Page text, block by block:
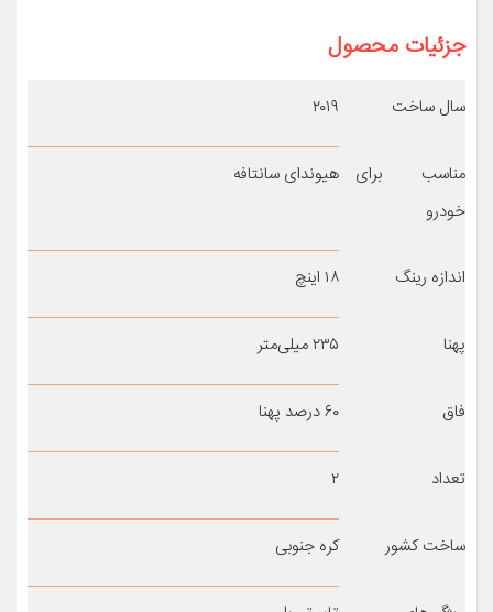
جزئیات محصول
سال ساخت ۲۰۱۹
مناسب برای
خودرو
هیوندای سانتافه
اندازه رینگ ۱۸ اینچ
پهنا ۲۳۵ میلی‌متر
فاق ۶۰ درصد پهنا
تعداد ۲
ساخت کشور کره جنوبی